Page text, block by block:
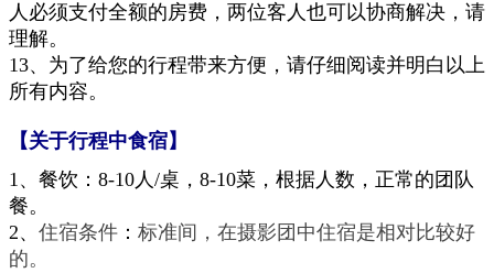
人必须支付全额的房费，两位客人也可以协商解决， 请
理解。
13、 为了给您的行程带来方便，请仔细阅读并明白以上
所有内容。
【关于行程中食宿】
1、 餐饮 ：8-10人/桌，8-10菜， 根据人数， 正常的团队
餐。
2、 住宿条件 ： 标准间 ， 在摄影团中住宿是相对比较好
的。